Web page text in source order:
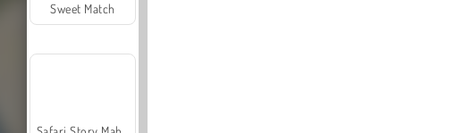
Sweet Match